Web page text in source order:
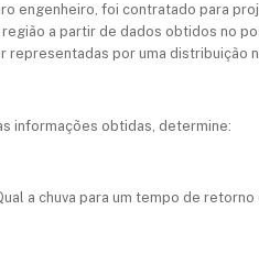
engenheiro, foi contratado para
região a partir de dados obtidos no
representadas por uma distribuição
informações obtidas, determine:
a chuva para um tempo de retorno